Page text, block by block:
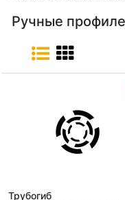
Ручные
Трубогиб